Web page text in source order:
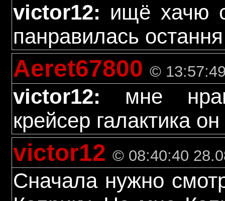
victor12: ищё хачю
панравилась
Aeret67800 ©
victor12: мне
крейсер галактика
victor12 © 08:40:40
Сначала нужно